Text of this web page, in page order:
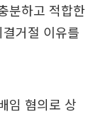
분하고 적합한
거절 이유를
임 혐의로 상